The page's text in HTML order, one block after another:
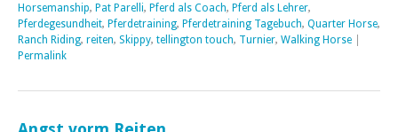
Horsemanship, Pat Parelli, Pferd als Coach, Pferd als Lehrer,
Pferdegesundheit, Pferdetraining, Pferdetraining Tagebuch, Quarter Horse,
Ranch Riding, reiten, Skippy, tellington touch, Turnier, Walking Horse
Permalink